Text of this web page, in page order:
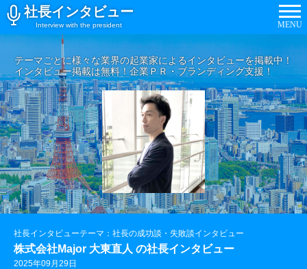
社長インタビュー
Interview with the president MENU
テーマごとに様々な業界の起業家によるインタビューを掲載中！
インタビュー掲載は無料！企業ＰＲ・ブランディング支援！
社長インタビューテーマ：社長の成功談・失敗談インタビュー
株式会社Major 大東直人 の社長インタビュー
2025年09月29日